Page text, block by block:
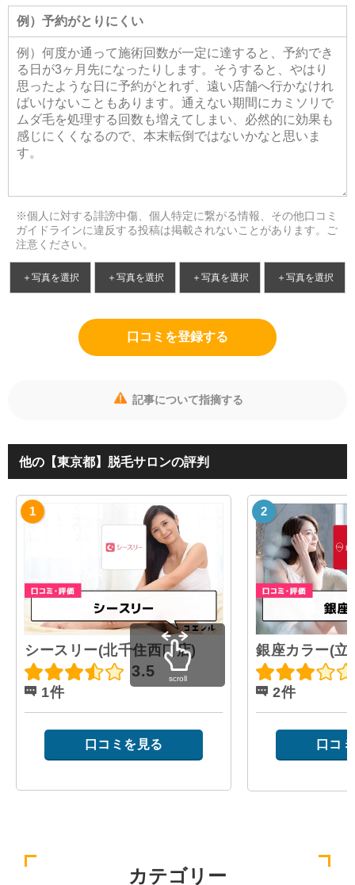
※個人に対する誹謗中傷、個人特定に繋がる情報、その他口コミ
ガイドラインに違反する投稿は掲載されないことがあります。ご
注意ください。
＋写真を選択 ＋写真を選択 ＋写真を選択 ＋写真を選択
口コミを登録する
記事について指摘する
他の【東京都】脱毛サロンの評判
シースリー(北千住西口店)
3.5
1件
口コミを見る
銀座カラー(立
2件
口コ
scroll
カテゴリー